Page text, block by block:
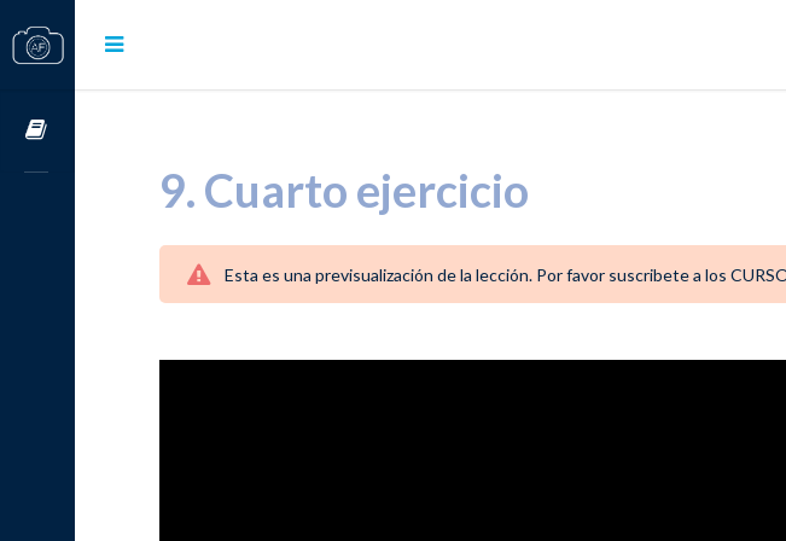
9. Cuarto ejercicio
Esta es una previsualización de la lección. Por favor suscribete a los